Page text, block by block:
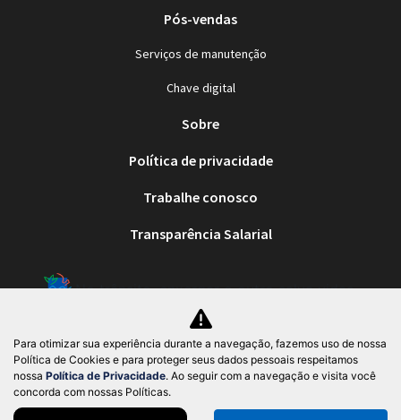
Pós-vendas
Serviços de manutenção
Chave digital
Sobre
Política de privacidade
Trabalhe conosco
Transparência Salarial
No trânsito, enxergar o outro salva vidas.
54.168.855/0001-55
Para otimizar sua experiência durante a navegação, fazemos uso de nossa
Política de Cookies e para proteger seus dados pessoais respeitamos
nossa Política de Privacidade. Ao seguir com a navegação e visita você
concorda com nossas Políticas.